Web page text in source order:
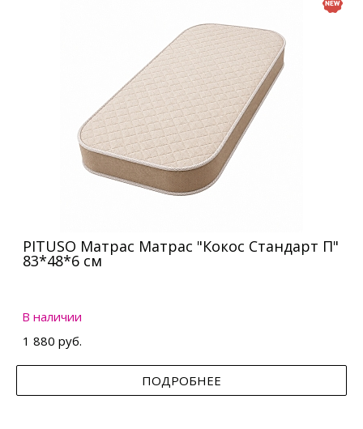
PITUSO Матрас Матрас "Кокос Стандарт П"
83*48*6 см
В наличии
1 880 руб.
ПОДРОБНЕЕ